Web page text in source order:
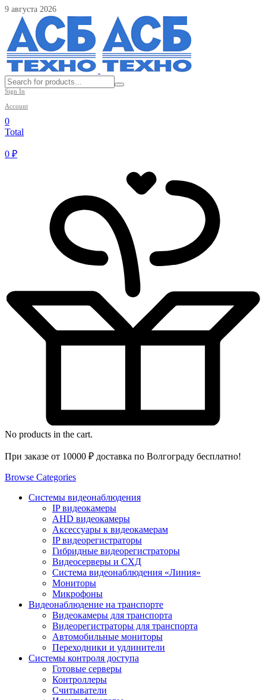
9 августа 2026
Sign In
Account
0
Total
0 ₽
No products in the cart.
При заказе от 10000 ₽ доставка по Волгограду бесплатно!
Browse Categories
Системы видеонаблюдения
IP видеокамеры
AHD видеокамеры
Аксессуары к видеокамерам
IP видеорегистраторы
Гибридные видеорегистраторы
Видеосерверы и СХД
Система видеонаблюдения «Линия»
Мониторы
Микрофоны
Видеонаблюдение на транспорте
Видеокамеры для транспорта
Видеорегистраторы для транспорта
Автомобильные мониторы
Переходники и удлинители
Системы контроля доступа
Готовые серверы
Контроллеры
Считыватели